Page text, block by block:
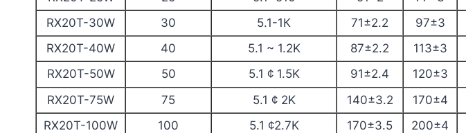
RX20T-30W
30 5.1-1К 71±2.2 97±3
RX20T-40W
40 5.1 ~ 1.2K 87±2.2 113±3
RX20T-50W
50 5.1 ¢ 1.5K 91±2.4 120±3
RX20T-75W
75 5.1 ¢ 2K 140±3.2 170±4
RX20T-100W
100 5.1 ¢2.7K 170±3.5 200±4